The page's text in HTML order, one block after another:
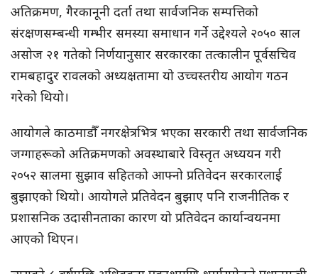
अतिक्रमण, गैरकानूनी दर्ता तथा सार्वजनिक सम्पत्तिको
संरक्षणसम्बन्धी गम्भीर समस्या समाधान गर्ने उद्देश्यले २०५० साल
असोज २१ गतेको निर्णयानुसार सरकारका तत्कालीन पूर्वसचिव
रामबहादुर रावलको अध्यक्षतामा यो उच्चस्तरीय आयोग गठन
गरेको थियो।
आयोगले काठमाडौँ नगरक्षेत्रभित्र भएका सरकारी तथा सार्वजनिक
जग्गाहरूको अतिक्रमणको अवस्थाबारे विस्तृत अध्ययन गरी
२०५२ सालमा सुझाव सहितको आफ्नो प्रतिवेदन सरकारलाई
बुझाएको थियो। आयोगले प्रतिवेदन बुझाए पनि राजनीतिक र
प्रशासनिक उदासीनताका कारण यो प्रतिवेदन कार्यान्वयनमा
आएको थिएन।